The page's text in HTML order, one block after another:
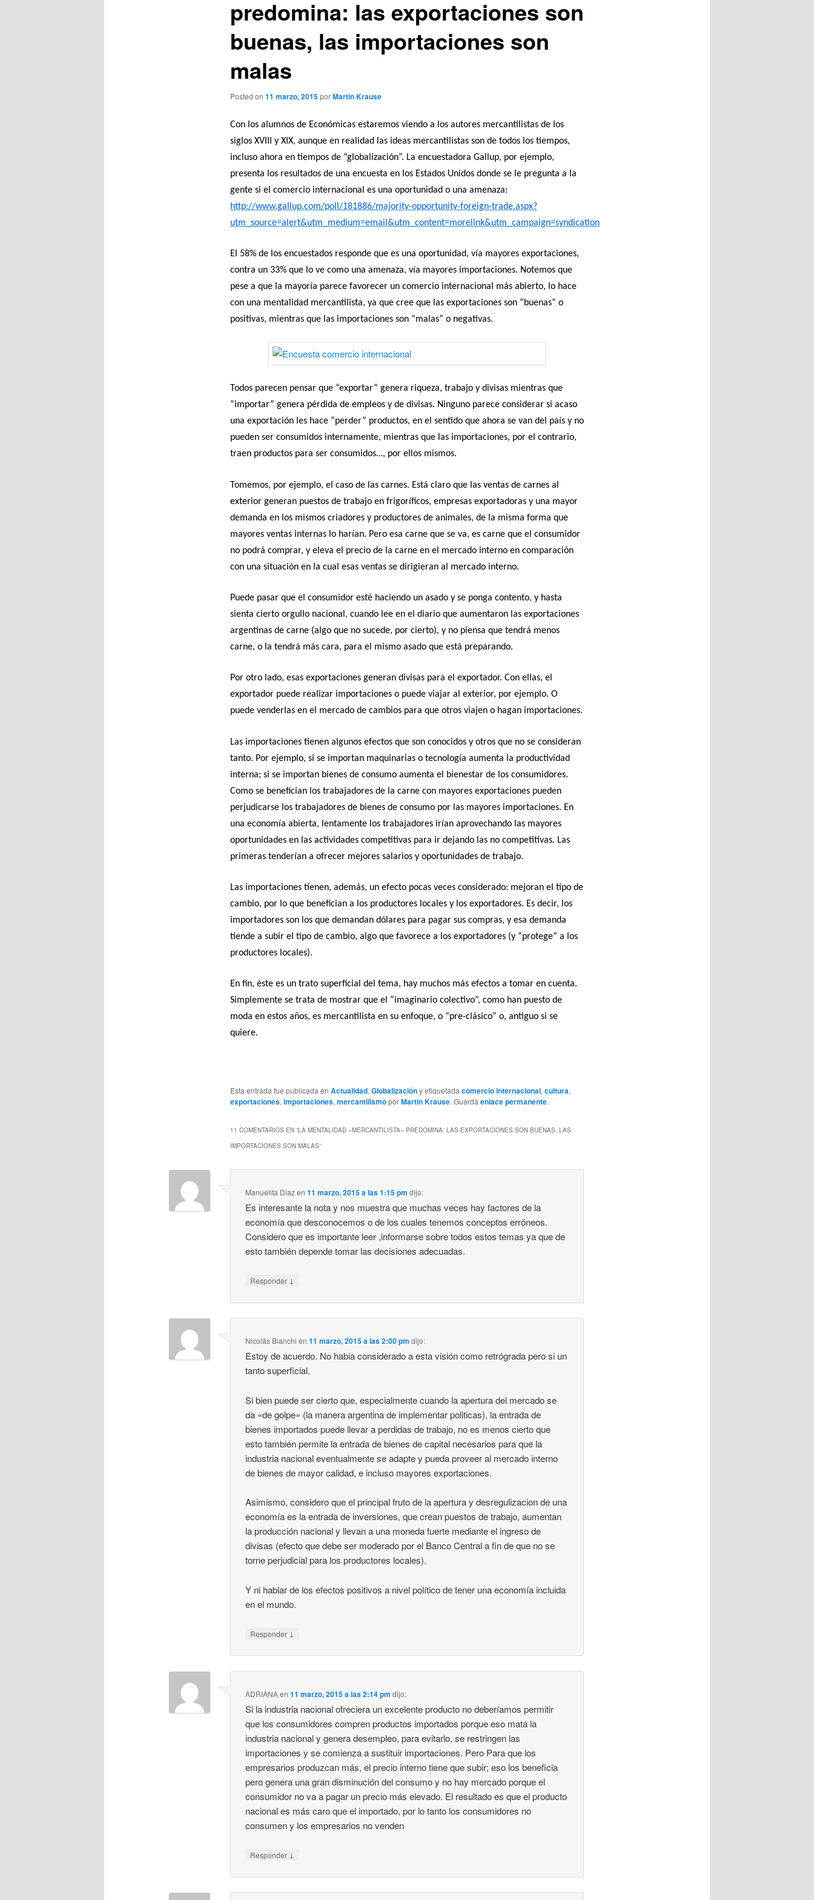
predomina: las exportaciones son
buenas, las importaciones son
malas
Posted on 11 marzo, 2015porMartin Krause
Con los alumnos de Económicas estaremos viendo a los autores mercantilistas de los
siglos XVIII y XIX, aunque en realidad las ideas mercantilistas son de todos los tiempos,
incluso ahora en tiempos de “globalización”. La encuestadora Gallup, por ejemplo,
presenta los resultados de una encuesta en los Estados Unidos donde se le pregunta a la
gente si el comercio internacional es una oportunidad o una amenaza:
http://www.gallup.com/poll/181886/majority-opportunity-foreign-trade.aspx?
utm_source=alert&utm_medium=email&utm_content=morelink&utm_campaign=syndication
El 58% de los encuestados responde que es una oportunidad, vía mayores exportaciones,
contra un 33% que lo ve como una amenaza, vía mayores importaciones. Notemos que
pese a que la mayoría parece favorecer un comercio internacional más abierto, lo hace
con una mentalidad mercantilista, ya que cree que las exportaciones son “buenas” o
positivas, mientras que las importaciones son “malas” o negativas.
Todos parecen pensar que “exportar” genera riqueza, trabajo y divisas mientras que
“importar” genera pérdida de empleos y de divisas. Ninguno parece considerar si acaso
una exportación les hace “perder” productos, en el sentido que ahora se van del país y no
pueden ser consumidos internamente, mientras que las importaciones, por el contrario,
traen productos para ser consumidos…, por ellos mismos.
Tomemos, por ejemplo, el caso de las carnes. Está claro que las ventas de carnes al
exterior generan puestos de trabajo en frigoríficos, empresas exportadoras y una mayor
demanda en los mismos criadores y productores de animales, de la misma forma que
mayores ventas internas lo harían. Pero esa carne que se va, es carne que el consumidor
no podrá comprar, y eleva el precio de la carne en el mercado interno en comparación
con una situación en la cual esas ventas se dirigieran al mercado interno.
Puede pasar que el consumidor esté haciendo un asado y se ponga contento, y hasta
sienta cierto orgullo nacional, cuando lee en el diario que aumentaron las exportaciones
argentinas de carne (algo que no sucede, por cierto), y no piensa que tendrá menos
carne, o la tendrá más cara, para el mismo asado que está preparando.
Por otro lado, esas exportaciones generan divisas para el exportador. Con ellas, el
exportador puede realizar importaciones o puede viajar al exterior, por ejemplo. O
puede venderlas en el mercado de cambios para que otros viajen o hagan importaciones.
Las importaciones tienen algunos efectos que son conocidos y otros que no se consideran
tanto. Por ejemplo, si se importan maquinarias o tecnología aumenta la productividad
interna; si se importan bienes de consumo aumenta el bienestar de los consumidores.
Como se benefician los trabajadores de la carne con mayores exportaciones pueden
perjudicarse los trabajadores de bienes de consumo por las mayores importaciones. En
una economía abierta, lentamente los trabajadores irían aprovechando las mayores
oportunidades en las actividades competitivas para ir dejando las no competitivas. Las
primeras tenderían a ofrecer mejores salarios y oportunidades de trabajo.
Las importaciones tienen, además, un efecto pocas veces considerado: mejoran el tipo de
cambio, por lo que benefician a los productores locales y los exportadores. Es decir, los
importadores son los que demandan dólares para pagar sus compras, y esa demanda
tiende a subir el tipo de cambio, algo que favorece a los exportadores (y “protege” a los
productores locales).
En fin, éste es un trato superficial del tema, hay muchos más efectos a tomar en cuenta.
Simplemente se trata de mostrar que el “imaginario colectivo”, como han puesto de
moda en estos años, es mercantilista en su enfoque, o “pre-clásico” o, antiguo si se
quiere.
Esta entrada fue publicada en Actualidad, Globalizacióny etiquetada comercio internacional, cultura,
exportaciones, importaciones, mercantilismoporMartin Krause. Guarda enlace permanente.
11 COMENTARIOS EN “LA MENTALIDAD «MERCANTILISTA» PREDOMINA: LAS EXPORTACIONES SON BUENAS, LAS
IMPORTACIONES SON MALAS”
Manuelita Diazen11 marzo, 2015 a las 1:15 pm dijo:
Es interesante la nota y nos muestra que muchas veces hay factores de la
economía que desconocemos o de los cuales tenemos conceptos erróneos.
Considero que es importante leer ,informarse sobre todos estos temas ya que de
esto también depende tomar las decisiones adecuadas.
Responder ↓
Nicolás Bianchi en11 marzo, 2015 a las 2:00 pm dijo:
Estoy de acuerdo. No habia considerado a esta visión como retrógrada pero si un
tanto superficial.
Si bien puede ser cierto que, especialmente cuando la apertura del mercado se
da «de golpe» (la manera argentina de implementar politicas), la entrada de
bienes importados puede llevar a perdidas de trabajo, no es menos cierto que
esto también permite la entrada de bienes de capital necesarios para que la
industria nacional eventualmente se adapte y pueda proveer al mercado interno
de bienes de mayor calidad, e incluso mayores exportaciones.
Asimismo, considero que el principal fruto de la apertura y desregulizacion de una
economía es la entrada de inversiones, que crean puestos de trabajo, aumentan
la producción nacional y llevan a una moneda fuerte mediante el ingreso de
divisas (efecto que debe ser moderado por el Banco Central a fin de que no se
torne perjudicial para los productores locales).
Y ni hablar de los efectos positivos a nivel político de tener una economía incluida
en el mundo.
Responder ↓
ADRIANAen11 marzo, 2015 a las 2:14 pm dijo:
Si la industria nacional ofreciera un excelente producto no deberíamos permitir
que los consumidores compren productos importados porque eso mata la
industria nacional y genera desempleo, para evitarlo, se restringen las
importaciones y se comienza a sustituir importaciones. Pero Para que los
empresarios produzcan más, el precio interno tiene que subir; eso los beneficia
pero genera una gran disminución del consumo y no hay mercado porque el
consumidor no va a pagar un precio más elevado. El resultado es que el producto
nacional es más caro que el importado, por lo tanto los consumidores no
consumen y los empresarios no venden
Responder ↓